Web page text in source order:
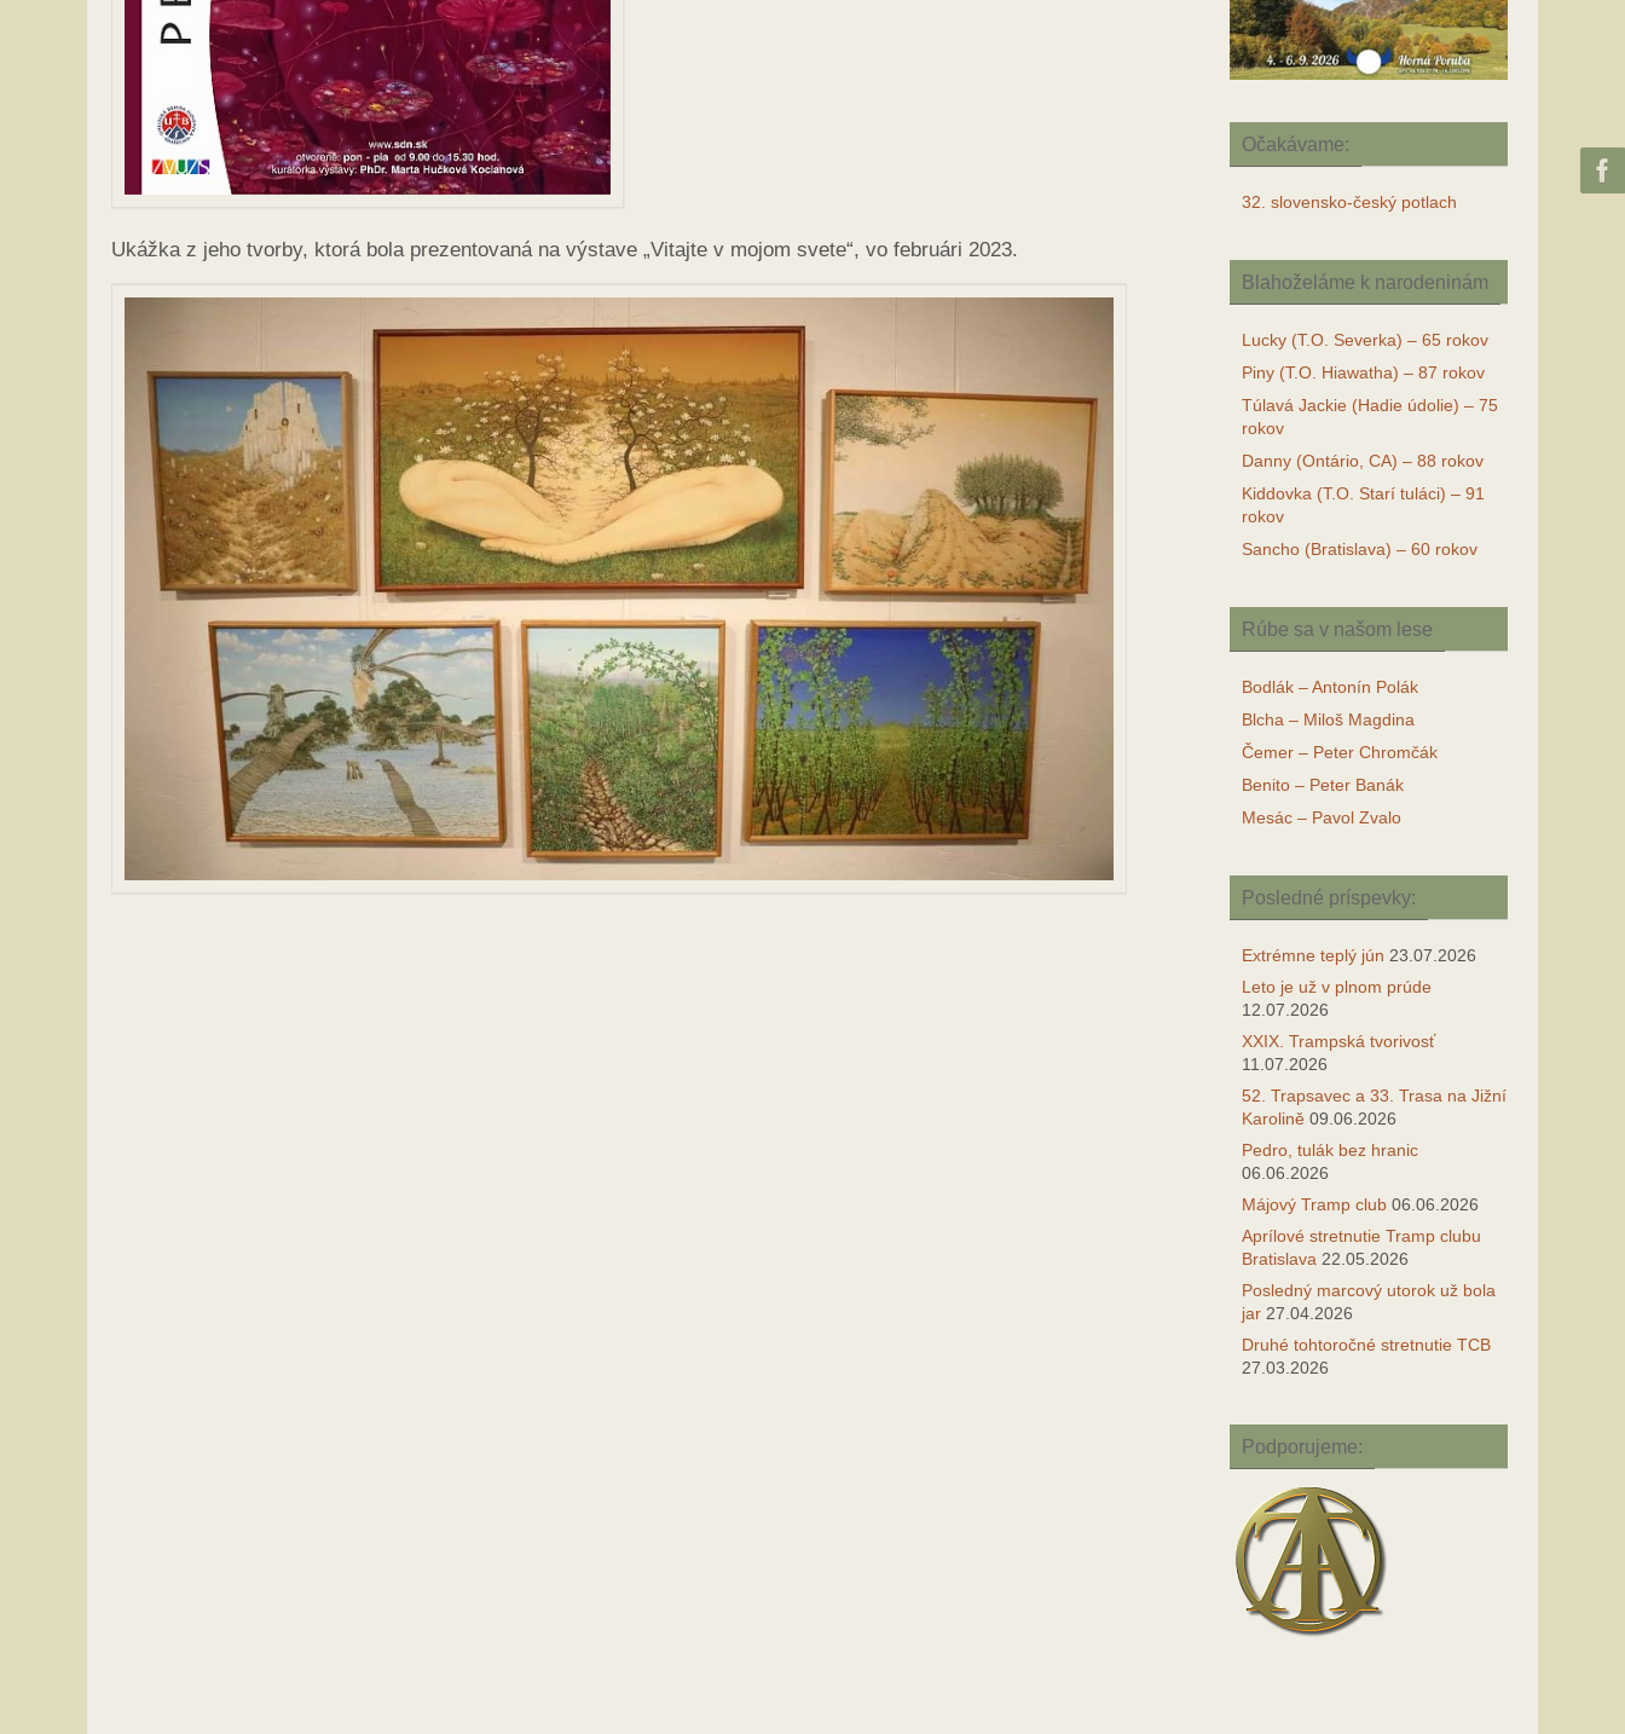
Ukážka z jeho tvorby, ktorá bola prezentovaná na výstave „Vitajte v mojom svete“, vo februári 2023.
Očakávame:
32. slovensko-český potlach
Blahoželáme k narodeninám
Lucky (T.O. Severka) – 65 rokov
Piny (T.O. Hiawatha) – 87 rokov
Túlavá Jackie (Hadie údolie) – 75
rokov
Danny (Ontário, CA) – 88 rokov
Kiddovka (T.O. Starí tuláci) – 91
rokov
Sancho (Bratislava) – 60 rokov
Rúbe sa v našom lese
Bodlák – Antonín Polák
Blcha – Miloš Magdina
Čemer – Peter Chromčák
Benito – Peter Banák
Mesác – Pavol Zvalo
Posledné príspevky:
Extrémne teplý jún 23.07.2026
Leto je už v plnom prúde
12.07.2026
XXIX. Trampská tvorivosť
11.07.2026
52. Trapsavec a 33. Trasa na Jižní
Karolině 09.06.2026
Pedro, tulák bez hranic
06.06.2026
Májový Tramp club 06.06.2026
Aprílové stretnutie Tramp clubu
Bratislava 22.05.2026
Posledný marcový utorok už bola
jar 27.04.2026
Druhé tohtoročné stretnutie TCB
27.03.2026
Podporujeme: